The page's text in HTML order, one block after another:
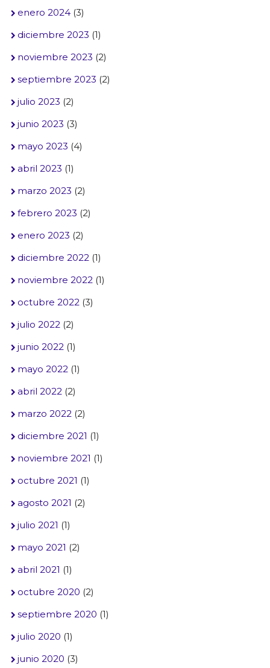
enero 2024(3)
diciembre 2023 (1)
noviembre 2023 (2)
septiembre 2023 (2)
julio 2023 (2)
junio 2023 (3)
mayo 2023 (4)
abril 2023 (1)
marzo 2023 (2)
febrero 2023 (2)
enero 2023 (2)
diciembre 2022(1)
noviembre 2022(1)
octubre 2022(3)
julio 2022(2)
junio 2022(1)
mayo 2022(1)
abril 2022(2)
marzo 2022(2)
diciembre 2021 (1)
noviembre 2021 (1)
octubre 2021 (1)
agosto 2021 (2)
julio 2021 (1)
mayo 2021 (2)
abril 2021 (1)
octubre 2020 (2)
septiembre 2020 (1)
julio 2020 (1)
junio 2020 (3)